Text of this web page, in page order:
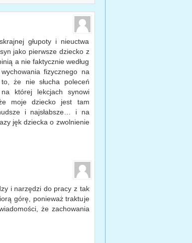
głupoty i nieuctwa
jako pierwsze dziecko z
a nie faktycznie według
fizycznego na
że nie słucha poleceń
której lekcjach synowi
moje dziecko jest tam
i najsłabsze… i na
jęk dziecka o zwolnienie
i narzędzi do pracy z tak
górę, ponieważ traktuje
że zachowania